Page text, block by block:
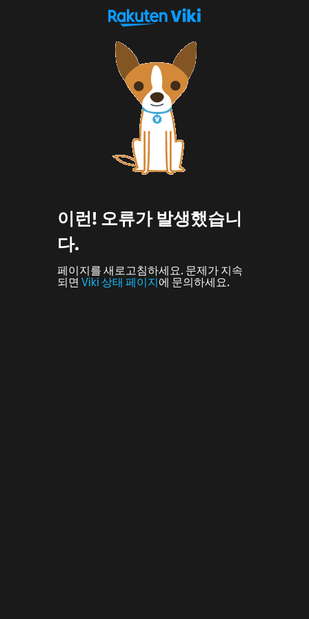
이런! 오류가 발생했습니
다.
페이지를 새로고침하세요. 문제가 지속
되면 Viki 상태 페이지에 문의하세요.